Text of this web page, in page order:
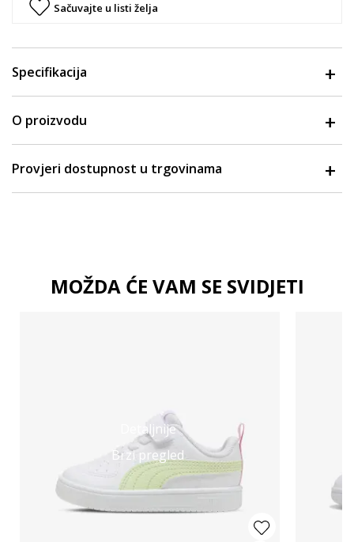
Sačuvajte u listi želja
Specifikacija
O proizvodu
Provjeri dostupnost u trgovinama
MOŽDA ĆE VAM SE SVIDJETI
Detaljnije
Brzi pregled